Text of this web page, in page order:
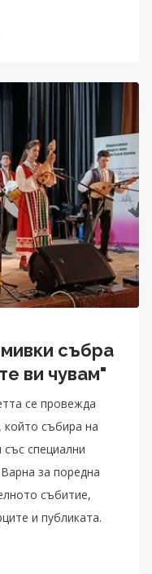
събра
ви чувам"
се провежда
който събира на
специални
за поредна
събитие,
и публиката.